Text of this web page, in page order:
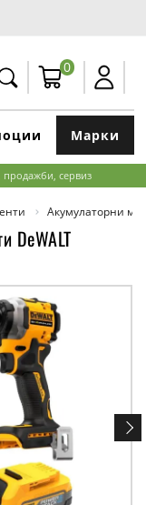
0
Марки
продажби, сервиз
Акумулаторни
DeWALT